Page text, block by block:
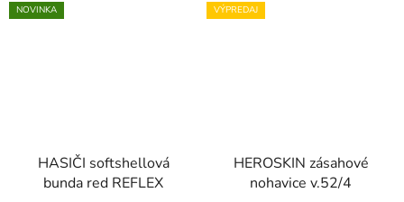
NOVINKA
HASIČI softshellová
bunda red REFLEX
VÝPREDAJ
HEROSKIN zásahové
nohavice v.52/4